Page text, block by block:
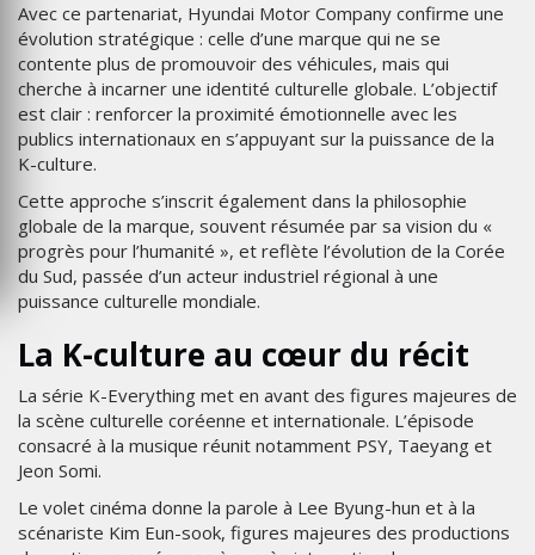
Avec ce partenariat, Hyundai Motor Company confirme une
évolution stratégique : celle d’une marque qui ne se
contente plus de promouvoir des véhicules, mais qui
cherche à incarner une identité culturelle globale. L’objectif
est clair : renforcer la proximité émotionnelle avec les
publics internationaux en s’appuyant sur la puissance de la
K-culture.
Cette approche s’inscrit également dans la philosophie
globale de la marque, souvent résumée par sa vision du «
progrès pour l’humanité », et reflète l’évolution de la Corée
du Sud, passée d’un acteur industriel régional à une
puissance culturelle mondiale.
La K-culture au cœur du récit
La série K-Everything met en avant des figures majeures de
la scène culturelle coréenne et internationale. L’épisode
consacré à la musique réunit notamment PSY, Taeyang et
Jeon Somi.
Le volet cinéma donne la parole à Lee Byung-hun et à la
scénariste Kim Eun-sook, figures majeures des productions